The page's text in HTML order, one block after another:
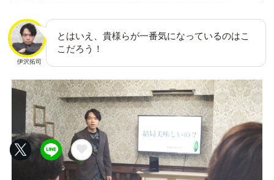
伊沢拓司
とはいえ、貴様らが一番気になっているのはこ
こだろう！